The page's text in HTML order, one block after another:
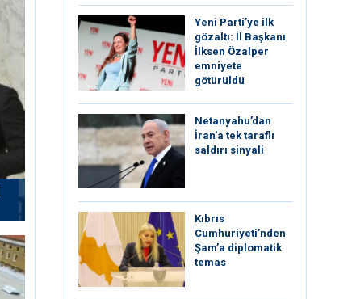
Yeni Parti’ye ilk
gözaltı: İl Başkanı
İlksen Özalper
emniyete
götürüldü
Netanyahu’dan
İran’a tek taraflı
saldırı sinyali
Kıbrıs
Cumhuriyeti’nden
Şam’a diplomatik
temas